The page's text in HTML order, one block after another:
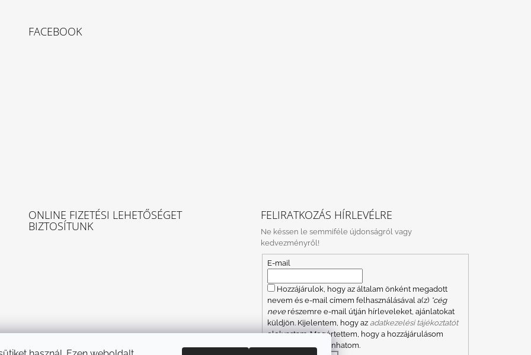
FACEBOOK
ONLINE FIZETÉSI LEHETŐSÉGET
BIZTOSÍTUNK
FELIRATKOZÁS HÍRLEVÉLRE
Ne késsen le semmiféle újdonságról vagy
kedvezményről!
E-mail
Hozzájárulok, hogy az általam önként megadott
nevem és e-mail címem felhasználásával a(z) *cég
neverészemre e-mail útján hírleveleket, ajánlatokat
küldjön. Kijelentem, hogy az adatkezelési tájékoztatót
elolvastam. Megértettem, hogy a hozzájárulásom
bármikor visszavonhatom.